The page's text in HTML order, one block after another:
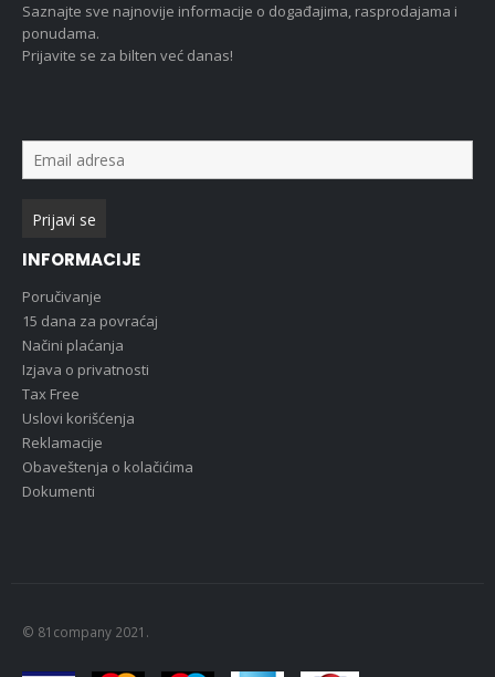
Saznajte sve najnovije informacije o događajima, rasprodajama i
ponudama.
Prijavite se za bilten već danas!
INFORMACIJE
Poručivanje
15 dana za povraćaj
Načini plaćanja
Izjava o privatnosti
Tax Free
Uslovi korišćenja
Reklamacije
Obaveštenja o kolačićima
Dokumenti
© 81company 2021.